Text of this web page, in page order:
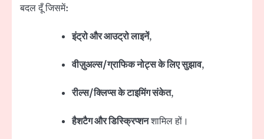
बदल दूँ जिसमें:
इंट्रो और आउट्रो लाइनें,
वीज़ुअल्स/ग्राफिक नोट्स के लिए सुझाव,
रील्स/क्लिप्स के टाइमिंग संकेत,
हैशटैग और डिस्क्रिप्शनशामिल हों।